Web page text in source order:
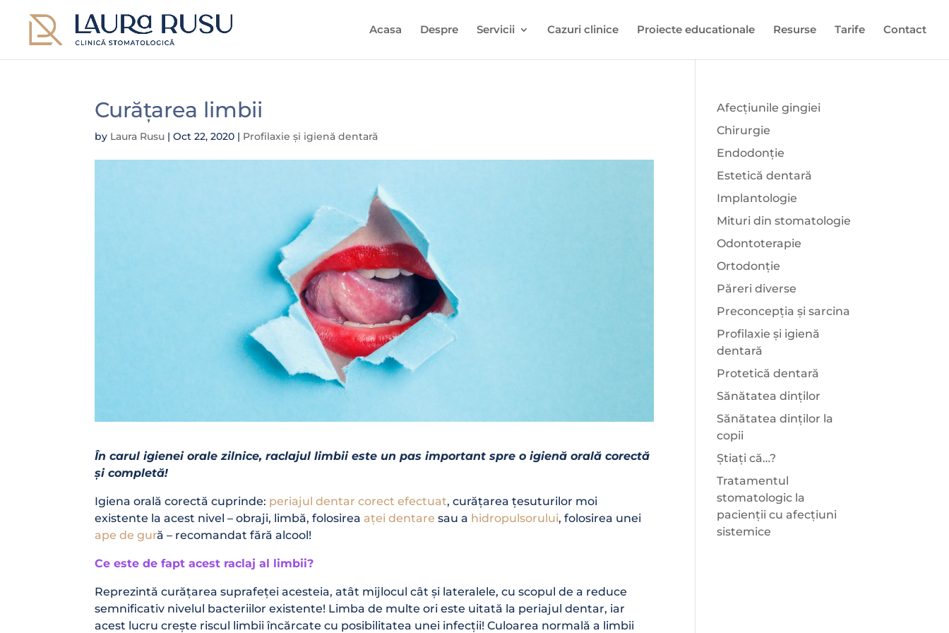
Acasa Despre Servicii Cazuri clinice Proiecte educationale Resurse Tarife Contact
Curățarea limbii
by Laura Rusu |Oct 22, 2020 | Profilaxie și igienă dentară
În carul igienei orale zilnice, raclajul limbii este un pas important spre o igienă orală corectă
și completă!
Igiena orală corectă cuprinde: periajul dentar corect efectuat, curățarea țesuturilor moi
existente la acest nivel – obraji, limbă, folosirea aței dentare sau a hidropulsorului, folosirea unei
ape de gură – recomandat fără alcool!
Ce este de fapt acest raclaj al limbii?
Reprezintă curățarea suprafeței acesteia, atât mijlocul cât și lateralele, cu scopul de a reduce
semnificativ nivelul bacteriilor existente! Limba de multe ori este uitată la periajul dentar, iar
acest lucru crește riscul limbii încărcate cu posibilitatea unei infecții! Culoarea normală a limbii
Afecțiunile gingiei
Chirurgie
Endodonție
Estetică dentară
Implantologie
Mituri din stomatologie
Odontoterapie
Ortodonție
Păreri diverse
Preconcepția și sarcina
Profilaxie și igienă
dentară
Protetică dentară
Sănătatea dinților
Sănătatea dinților la
copii
Știați că…?
Tratamentul
stomatologic la
pacienții cu afecțiuni
sistemice